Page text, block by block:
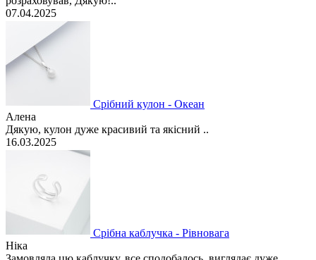
07.04.2025
Срібний кулон - Океан
Алена
Дякую, кулон дуже красивий та якісний ..
16.03.2025
Срібна каблучка - Рівновага
Ніка